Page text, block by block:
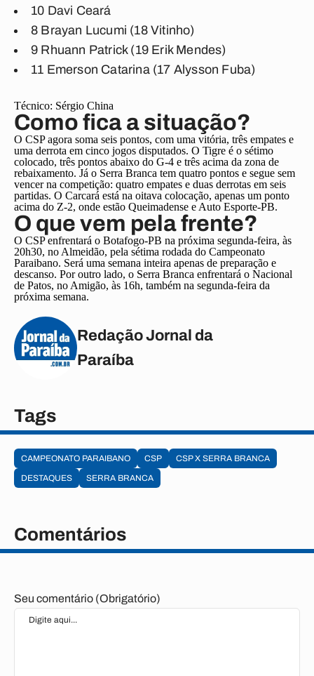
10 Davi Ceará
8 Brayan Lucumi (18 Vitinho)
9 Rhuann Patrick (19 Erik Mendes)
11 Emerson Catarina (17 Alysson Fuba)
Técnico: Sérgio China
Como fica a situação?
O CSP agora soma seis pontos, com uma vitória, três empates e
uma derrota em cinco jogos disputados. O Tigre é o sétimo
colocado, três pontos abaixo do G-4 e três acima da zona de
rebaixamento. Já o Serra Branca tem quatro pontos e segue sem
vencer na competição: quatro empates e duas derrotas em seis
partidas. O Carcará está na oitava colocação, apenas um ponto
acima do Z-2, onde estão Queimadense e Auto Esporte-PB.
O que vem pela frente?
O CSP enfrentará o Botafogo-PB na próxima segunda-feira, às
20h30, no Almeidão, pela sétima rodada do Campeonato
Paraibano. Será uma semana inteira apenas de preparação e
descanso. Por outro lado, o Serra Branca enfrentará o Nacional
de Patos, no Amigão, às 16h, também na segunda-feira da
próxima semana.
Redação Jornal da
Paraíba
Tags
CAMPEONATO PARAIBANO CSP
CSP X SERRA BRANCA
DESTAQUES
SERRA BRANCA
Comentários
Seu comentário (Obrigatório)